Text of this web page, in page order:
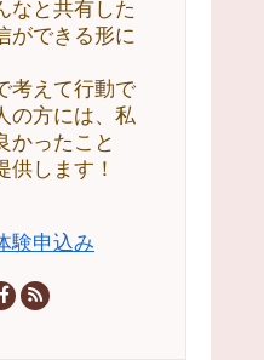
なと共有した
ができる形に
考えて行動で
の方には、私
かったこと
供します！
験申込み